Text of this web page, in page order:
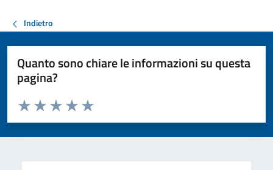
Indietro
Quanto sono chiare le informazioni su questa
pagina?
Valuta da 1 a 5 stelle la pagina
Valuta 5 stelle su 5
Valuta 4 stelle su 5
Valuta 3 stelle su 5
Valuta 2 stelle su 5
Valuta 1 stelle su 5